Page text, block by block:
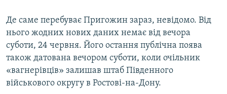
Де саме перебуває Пригожин зараз, невідомо. Від
нього жодних нових даних немає від вечора
суботи, 24 червня. Його остання публічна поява
також датована вечором суботи, коли очільник
«вагнерівців» залишав штаб Південного
військового округу в Ростові-на-Дону.